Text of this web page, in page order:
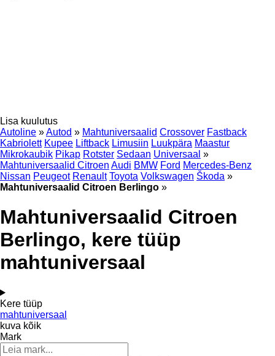
Lisa kuulutus
Autoline »Autod » Mahtuniversaalid Crossover Fastback
Kabriolett Kupee Liftback Limusiin Luukpära Maastur
Mikrokaubik Pikap Rotster Sedaan Universaal »
Mahtuniversaalid Citroen Audi BMW Ford Mercedes-Benz
Nissan Peugeot Renault Toyota Volkswagen Škoda »
Mahtuniversaalid Citroen Berlingo »
Mahtuniversaalid Citroen
Berlingo, kere tüüp
mahtuniversaal
Kere tüüp
mahtuniversaal
kuva kõik
Mark